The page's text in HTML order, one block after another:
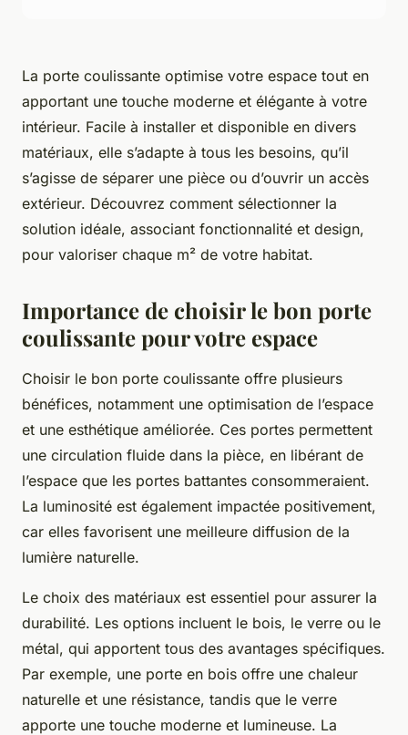
La porte coulissante optimise votre espace tout en
apportant une touche moderne et élégante à votre
intérieur. Facile à installer et disponible en divers
matériaux, elle s’adapte à tous les besoins, qu’il
s’agisse de séparer une pièce ou d’ouvrir un accès
extérieur. Découvrez comment sélectionner la
solution idéale, associant fonctionnalité et design,
pour valoriser chaque m² de votre habitat.
Importance de choisir le bon porte
coulissante pour votre espace
Choisir le bon porte coulissante offre plusieurs
bénéfices, notamment une optimisation de l’espace
et une esthétique améliorée. Ces portes permettent
une circulation fluide dans la pièce, en libérant de
l’espace que les portes battantes consommeraient.
La luminosité est également impactée positivement,
car elles favorisent une meilleure diffusion de la
lumière naturelle.
Le choix des matériaux est essentiel pour assurer la
durabilité. Les options incluent le bois, le verre ou le
métal, qui apportent tous des avantages spécifiques.
Par exemple, une porte en bois offre une chaleur
naturelle et une résistance, tandis que le verre
apporte une touche moderne et lumineuse. La